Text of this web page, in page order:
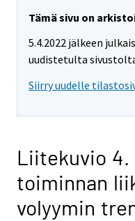
Tämä sivu on
5.4.2022 jälkeen
uudistetulta
Siirry uudelle
Liitekuvio
toiminnan
volyymin